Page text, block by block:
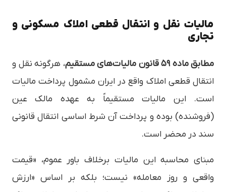
مالیات نقل و انتقال قطعی املاک مسکونی و
تجاری
مطابق ماده ۵۹ قانون مالیات‌های مستقیم
، هرگونه نقل و
انتقال قطعی املاک واقع در ایران مشمول پرداخت مالیات
است. این مالیات مستقیماً به عهده مالک عین
(فروشنده) بوده و پرداخت آن شرط اساسی انتقال قانونی
سند در محضر است.
مبنای محاسبه این مالیات برخلاف باور عموم، «قیمت
واقعی و روز معامله» نیست؛ بلکه بر اساس «ارزش